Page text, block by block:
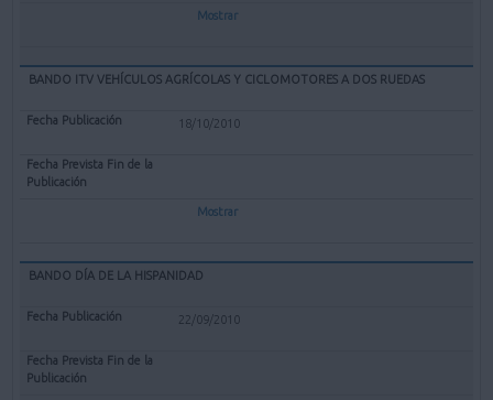
Mostrar
BANDO ITV VEHÍCULOS AGRÍCOLAS Y CICLOMOTORES A DOS RUEDAS
18/10/2010
Mostrar
BANDO DÍA DE LA HISPANIDAD
22/09/2010